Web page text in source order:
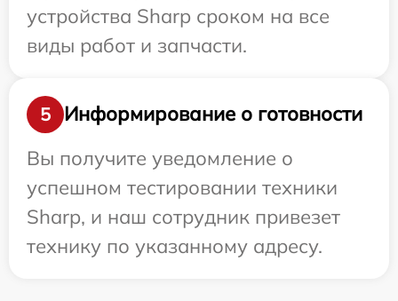
устройства Sharp сроком на все
виды работ и запчасти.
5
Информирование о готовности
Вы получите уведомление о
успешном тестировании техники
Sharp, и наш сотрудник привезет
технику по указанному адресу.